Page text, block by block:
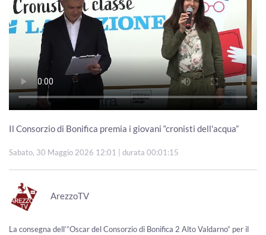
Il Consorzio di Bonifica premia i giovani “cronisti dell'acqua”
Sabato, 30 Maggio 2026 12:01 | durata 00:01:15
ArezzoTV
La consegna dell’”Oscar del Consorzio di Bonifica 2 Alto Valdarno” per il